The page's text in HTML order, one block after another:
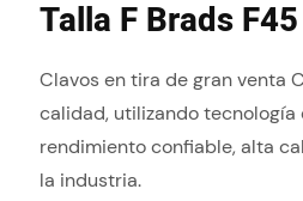
Talla F Brads
Clavos en tira de gran venta
calidad, utilizando
rendimiento confiable, alta
la industria.